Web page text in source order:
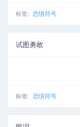
标签: 恐惧符号
试图勇敢
标签: 恐惧符号